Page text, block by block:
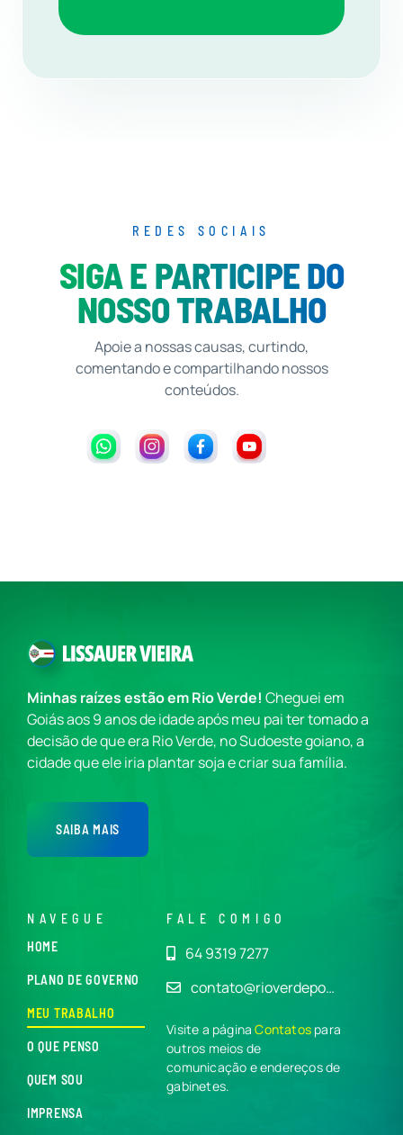
REDES SOCIAIS
SIGA E PARTICIPE DO
NOSSO TRABALHO
Apoie a nossas causas, curtindo,
comentando e compartilhando nossos
conteúdos.
Minhas raízes estão em Rio Verde! Cheguei em
Goiás aos 9 anos de idade após meu pai ter tomado a
decisão de que era Rio Verde, no Sudoeste goiano, a
cidade que ele iria plantar soja e criar sua família.
SAIBA MAIS
NAVEGUE
HOME
PLANO DE GOVERNO
MEU TRABALHO
O QUE PENSO
QUEM SOU
IMPRENSA
FALE COMIGO
64 9319 7277
contato@rioverdepo…
Visite a páginaContatos para
outros meios de
comunicação e endereços de
gabinetes.